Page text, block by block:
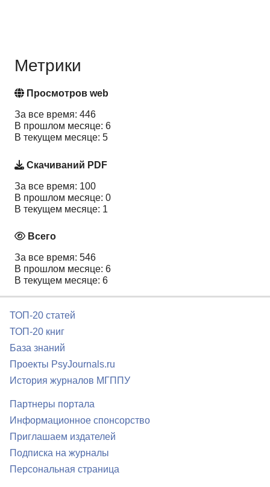
Метрики
Просмотров web
За все время: 446
В прошлом месяце: 6
В текущем месяце: 5
Скачиваний PDF
За все время: 100
В прошлом месяце: 0
В текущем месяце: 1
Всего
За все время: 546
В прошлом месяце: 6
В текущем месяце: 6
ТОП-20 статей
ТОП-20 книг
База знаний
Проекты PsyJournals.ru
История журналов МГППУ
Партнеры портала
Информационное спонсорство
Приглашаем издателей
Подписка на журналы
Персональная страница